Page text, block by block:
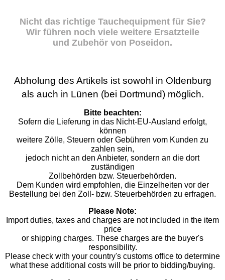
Nicht das richtige Tauchequipment für Sie?
Wir führen noch viele weitere Ersatzteile
und Zubehör von Poseidon.
Abholung des Artikels ist sowohl in Oldenburg
als auch in Lünen (bei Dortmund) möglich.
Bitte beachten:
Sofern die Lieferung in das Nicht-EU-Ausland erfolgt,
können
weitere Zölle, Steuern oder Gebühren vom Kunden zu
zahlen sein,
jedoch nicht an den Anbieter, sondern an die dort
zuständigen
Zollbehörden bzw. Steuerbehörden.
Dem Kunden wird empfohlen, die Einzelheiten vor der
Bestellung bei den Zoll- bzw. Steuerbehörden zu erfragen.
Please Note:
Import duties, taxes and charges are not included in the item
price
or shipping charges. These charges are the buyer's
responsibility.
Please check with your country's customs office to determine
what these additional costs will be prior to bidding/buying.